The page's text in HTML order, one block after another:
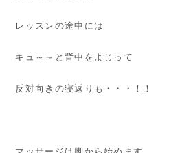
レッスンの途中には
キュ～～と背中をよじって
反対向きの寝返りも・・・！！